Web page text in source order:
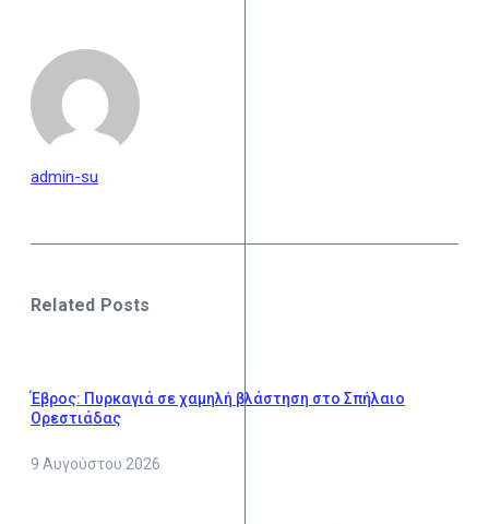
admin-su
Related Posts
Έβρος: Πυρκαγιά σε χαμηλή βλάστηση στο Σπήλαιο
Ορεστιάδας
9 Αυγούστου 2026